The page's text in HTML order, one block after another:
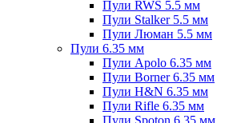
Пули RWS 5.5 мм
Пули Stalker 5.5 мм
Пули Люман 5.5 мм
Пули 6.35 мм
Пули Apolo 6.35 мм
Пули Borner 6.35 мм
Пули H&N 6.35 мм
Пули Rifle 6.35 мм
Пули Spoton 6.35 мм